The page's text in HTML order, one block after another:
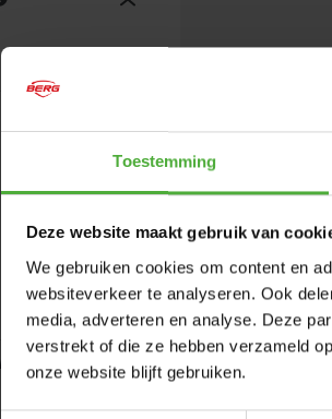
Toestemming
Deze website maakt gebruik van
We gebruiken cookies om content en
websiteverkeer te analyseren. Ook
media, adverteren en analyse. Deze
verstrekt of die ze hebben verzameld
onze website blijft gebruiken.